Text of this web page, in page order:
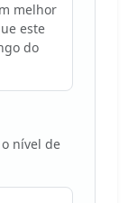
melhor
este
do
nível de